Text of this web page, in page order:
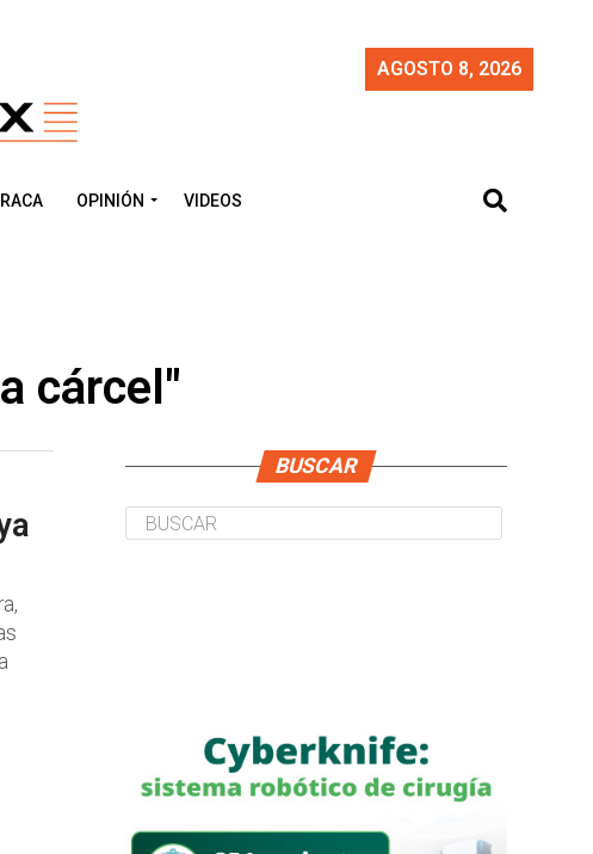
AGOSTO 8, 2026
OPINIÓN VIDEOS
cárcel"
BUSCAR